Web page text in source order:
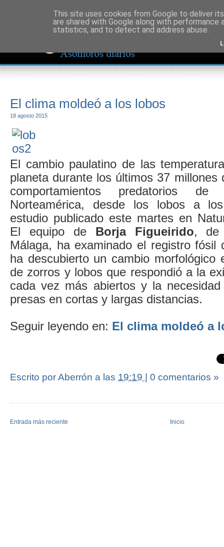
El clima moldeó a los lobos
18 agosto 2015
El cambio paulatino de las
planeta durante los últimos 37 millones
comportamientos predatorios
Norteamérica, desde los lobos a
estudio publicado este martes en
El equipo deBorja Figueirido, de
Málaga, ha examinado el registro fósil
ha descubierto un cambio morfológico
de zorros y lobos que respondió a la
cada vez más abiertos y la
presas en cortas y largas distancias.
Seguir leyendo en: El clima moldeó a
Escrito por Aberrón a las 19:19 | 0 comentarios »
Entrada más reciente Inicio
This site uses cookies from Google to deliver
are shared with Google along with
statistics, and to detect and address abuse.